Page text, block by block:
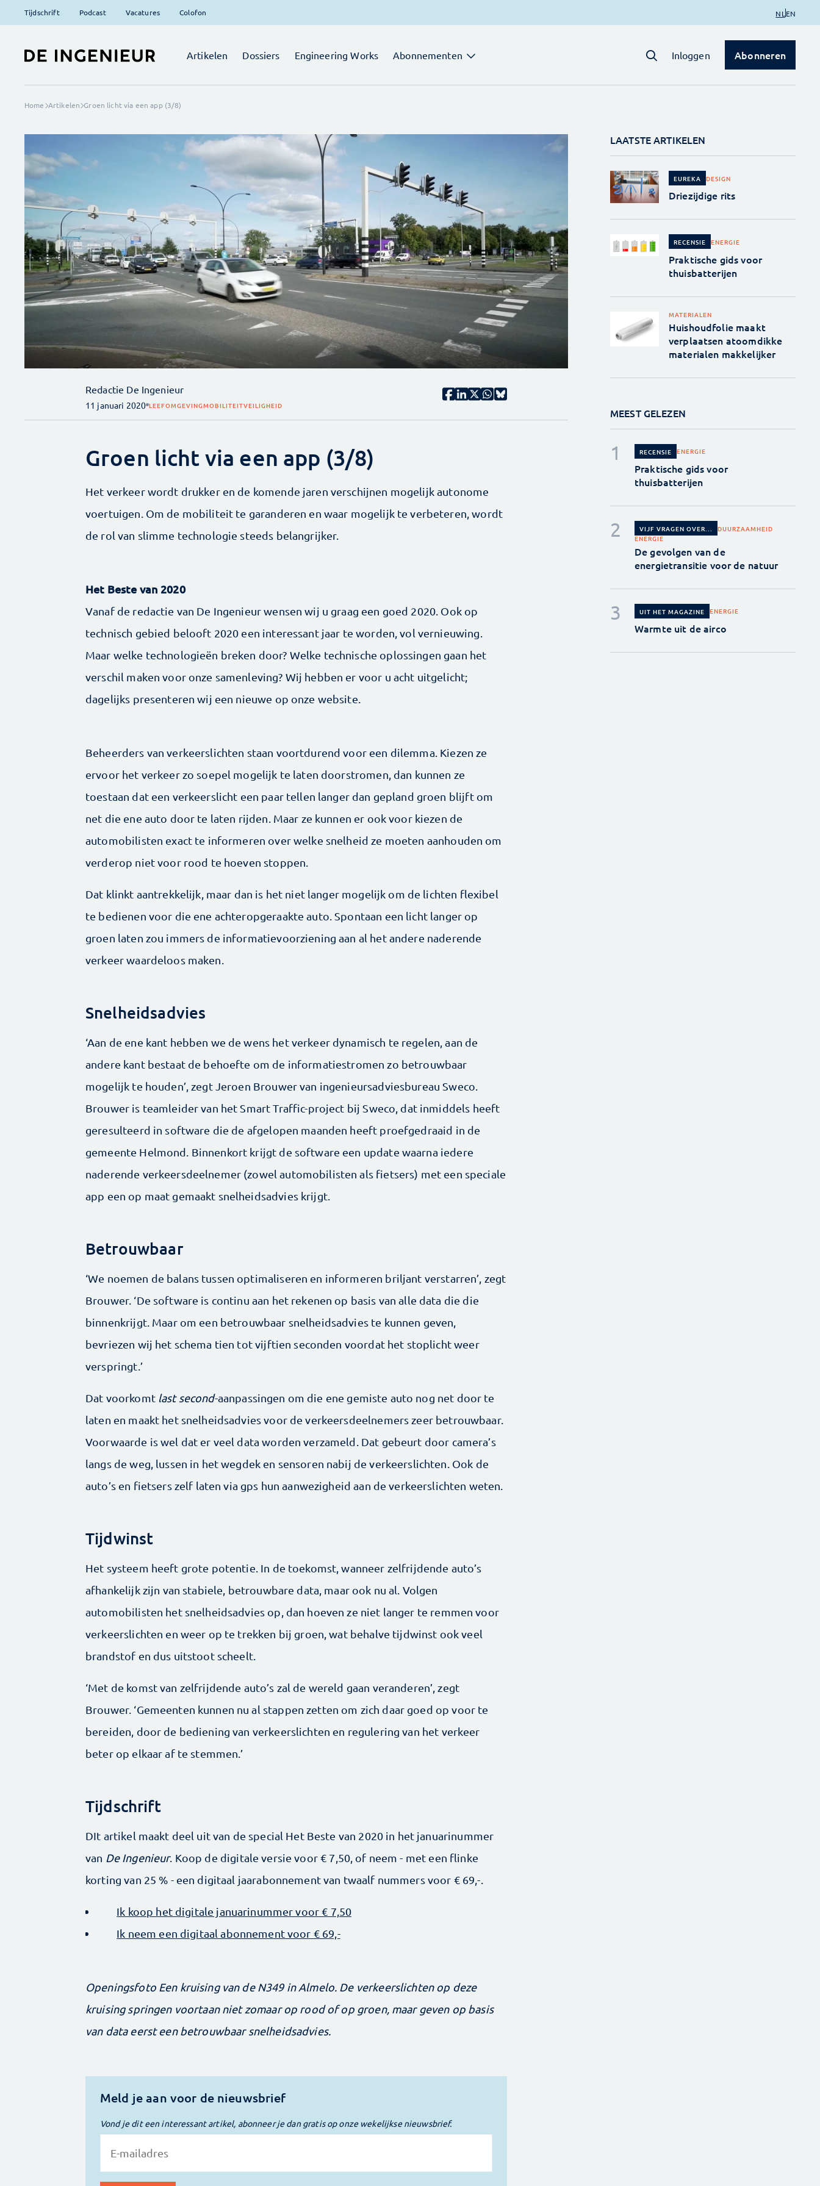
Tijdschrift Podcast Vacatures Colofon NL EN
Artikelen Dossiers Engineering Works Abonnementen Inloggen Abonneren
Home Artikelen Groen licht via een app (3/8)
Redactie De Ingenieur
11 januari 2020 LEEFOMGEVINGMOBILITEITVEILIGHEID
Groen licht via een app (3/8)
Het verkeer wordt drukker en de komende jaren verschijnen mogelijk autonome
voertuigen. Om de mobiliteit te garanderen en waar mogelijk te verbeteren, wordt
de rol van slimme technologie steeds belangrijker.
Het Beste van 2020
Vanaf de redactie van De Ingenieur wensen wij u graag een goed 2020. Ook op
technisch gebied belooft 2020 een interessant jaar te worden, vol vernieuwing.
Maar welke technologieën breken door? Welke technische oplossingen gaan het
verschil maken voor onze samenleving? Wij hebben er voor u acht uitgelicht;
dagelijks presenteren wij een nieuwe op onze website.
Beheerders van verkeerslichten staan voortdurend voor een dilemma. Kiezen ze
ervoor het verkeer zo soepel mogelijk te laten doorstromen, dan kunnen ze
toestaan dat een verkeerslicht een paar tellen langer dan gepland groen blijft om
net die ene auto door te laten rijden. Maar ze kunnen er ook voor kiezen de
automobilisten exact te informeren over welke snelheid ze moeten aanhouden om
verderop niet voor rood te hoeven stoppen.
Dat klinkt aantrekkelijk, maar dan is het niet langer mogelijk om de lichten flexibel
te bedienen voor die ene achteropgeraakte auto. Spontaan een licht langer op
groen laten zou immers de informatievoorziening aan al het andere naderende
verkeer waardeloos maken.
Snelheidsadvies
‘Aan de ene kant hebben we de wens het verkeer dynamisch te regelen, aan de
andere kant bestaat de behoefte om de informatiestromen zo betrouwbaar
mogelijk te houden’, zegt Jeroen Brouwer van ingenieursadviesbureau Sweco.
Brouwer is teamleider van het Smart Traffic-project bij Sweco, dat inmiddels heeft
geresulteerd in software die de afgelopen maanden heeft proefgedraaid in de
gemeente Helmond. Binnenkort krijgt de software een update waarna iedere
naderende verkeersdeelnemer (zowel automobilisten als fietsers) met een speciale
app een op maat gemaakt snelheidsadvies krijgt.
Betrouwbaar
‘We noemen de balans tussen optimaliseren en informeren briljant verstarren’, zegt
Brouwer. ‘De software is continu aan het rekenen op basis van alle data die die
binnenkrijgt. Maar om een betrouwbaar snelheidsadvies te kunnen geven,
bevriezen wij het schema tien tot vijftien seconden voordat het stoplicht weer
verspringt.’
Dat voorkomt last second-aanpassingen om die ene gemiste auto nog net door te
laten en maakt het snelheidsadvies voor de verkeersdeelnemers zeer betrouwbaar.
Voorwaarde is wel dat er veel data worden verzameld. Dat gebeurt door camera’s
langs de weg, lussen in het wegdek en sensoren nabij de verkeerslichten. Ook de
auto’s en fietsers zelf laten via gps hun aanwezigheid aan de verkeerslichten weten.
Tijdwinst
Het systeem heeft grote potentie. In de toekomst, wanneer zelfrijdende auto’s
afhankelijk zijn van stabiele, betrouwbare data, maar ook nu al. Volgen
automobilisten het snelheidsadvies op, dan hoeven ze niet langer te remmen voor
verkeerslichten en weer op te trekken bij groen, wat behalve tijdwinst ook veel
brandstof en dus uitstoot scheelt.
‘Met de komst van zelfrijdende auto’s zal de wereld gaan veranderen’, zegt
Brouwer. ‘Gemeenten kunnen nu al stappen zetten om zich daar goed op voor te
bereiden, door de bediening van verkeerslichten en regulering van het verkeer
beter op elkaar af te stemmen.’
Tijdschrift
DIt artikel maakt deel uit van de special Het Beste van 2020 in het januarinummer
van De Ingenieur. Koop de digitale versie voor € 7,50, of neem - met een flinke
korting van 25 % - een digitaal jaarabonnement van twaalf nummers voor € 69,-.
Ik koop het digitale januarinummer voor € 7,50
Ik neem een digitaal abonnement voor € 69,-
Openingsfoto Een kruising van de N349 in Almelo. De verkeerslichten op deze
kruising springen voortaan niet zomaar op rood of op groen, maar geven op basis
van data eerst een betrouwbaar snelheidsadvies.
Meld je aan voor de nieuwsbrief
Vond je dit een interessant artikel, abonneer je dan gratis op onze wekelijkse nieuwsbrief.
LAATSTE ARTIKELEN
EUREKA DESIGN
Driezijdige rits
RECENSIE ENERGIE
Praktische gids voor
thuisbatterijen
MATERIALEN
Huishoudfolie maakt
verplaatsen atoomdikke
materialen makkelijker
MEEST GELEZEN
RECENSIE ENERGIE
Praktische gids voor
thuisbatterijen
VIJF VRAGEN OVER...
DUURZAAMHEID
ENERGIE
De gevolgen van de
energietransitie voor de natuur
UIT HET MAGAZINE ENERGIE
Warmte uit de airco